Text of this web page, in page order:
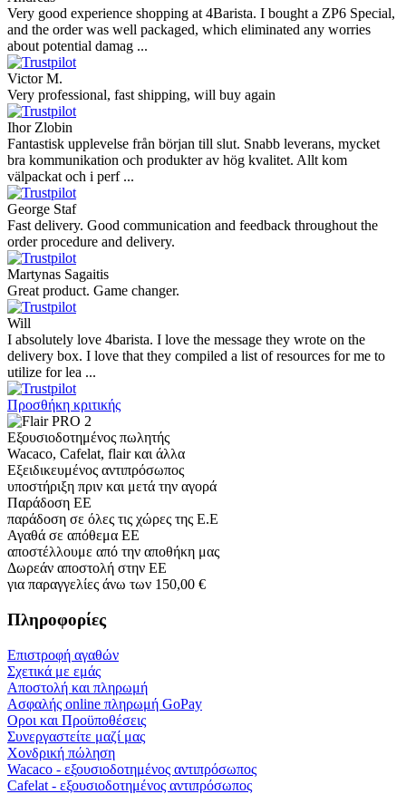
Very good experience shopping at 4Barista. I bought a ZP6 Special,
and the order was well packaged, which eliminated any worries
about potential damag ...
Victor M.
Very professional, fast shipping, will buy again
Ihor Zlobin
Fantastisk upplevelse från början till slut. Snabb leverans, mycket
bra kommunikation och produkter av hög kvalitet. Allt kom
välpackat och i perf ...
George Staf
Fast delivery. Good communication and feedback throughout the
order procedure and delivery.
Martynas Sagaitis
Great product. Game changer.
Will
I absolutely love 4barista. I love the message they wrote on the
delivery box. I love that they compiled a list of resources for me to
utilize for lea ...
Προσθήκη κριτικής
Εξουσιοδοτημένος πωλητής
Wacaco, Cafelat, flair και άλλα
Εξειδικευμένος αντιπρόσωπος
υποστήριξη πριν και μετά την αγορά
Παράδοση ΕΕ
παράδοση σε όλες τις χώρες της Ε.Ε
Αγαθά σε απόθεμα ΕΕ
αποστέλλουμε από την αποθήκη μας
Δωρεάν αποστολή στην ΕΕ
για παραγγελίες άνω των 150,00 €
Πληροφορίες
Επιστροφή αγαθών
Σχετικά με εμάς
Αποστολή και πληρωμή
Ασφαλής online πληρωμή GoPay
Οροι και Προϋποθέσεις
Συνεργαστείτε μαζί μας
Χονδρική πώληση
Wacaco - εξουσιοδοτημένος αντιπρόσωπος
Cafelat - εξουσιοδοτημένος αντιπρόσωπος